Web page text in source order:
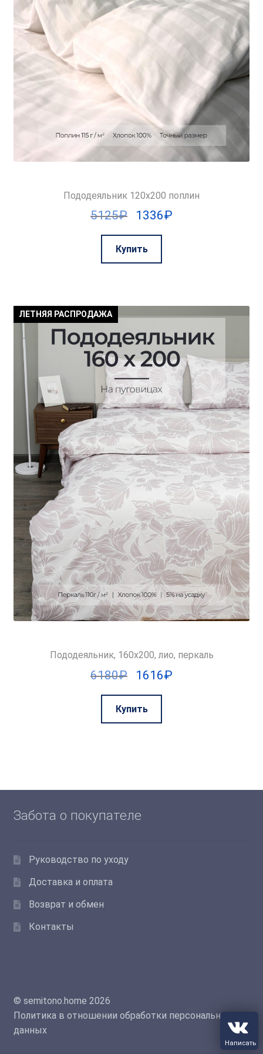
Пододеяльник 120х200 поплин
5125₽
Первоначальная
1336₽Текущая
Купить
ЛЕТНЯЯ РАСПРОДАЖА
Пододеяльник, 160х200, лио, перкаль
6180₽
Первоначальная
1616₽Текущая
Купить
Забота о покупателе
Руководство по уходу
Доставка и оплата
Возврат и обмен
Контакты
© semitono.home 2026
Политика в отношении обработки персональных
данных